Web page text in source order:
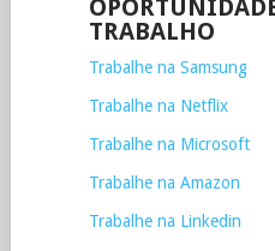
TRABALHO
Trabalhe na Samsung
Trabalhe na Netflix
Trabalhe na Microsoft
Trabalhe na Amazon
Trabalhe na Linkedin